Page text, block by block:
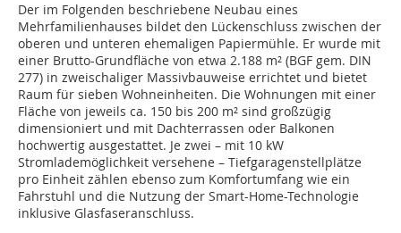
Der im Folgenden beschriebene Neubau eines
Mehrfamilienhauses bildet den Lückenschluss zwischen der
oberen und unteren ehemaligen Papiermühle. Er wurde mit
einer Brutto-Grundfläche von etwa 2.188 m² (BGF gem. DIN
277) in zweischaliger Massivbauweise errichtet und bietet
Raum für sieben Wohneinheiten. Die Wohnungen mit einer
Fläche von jeweils ca. 150 bis 200 m² sind großzügig
dimensioniert und mit Dachterrassen oder Balkonen
hochwertig ausgestattet. Je zwei – mit 10 kW
Stromlademöglichkeit versehene – Tiefgaragenstellplätze
pro Einheit zählen ebenso zum Komfortumfang wie ein
Fahrstuhl und die Nutzung der Smart-Home-Technologie
inklusive Glasfaseranschluss.